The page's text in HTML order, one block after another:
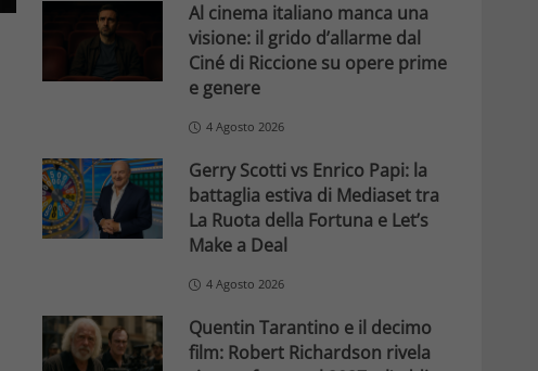
Al cinema italiano manca una
visione: il grido d’allarme dal
Ciné di Riccione su opere prime
e genere
4 Agosto 2026
Gerry Scotti vs Enrico Papi: la
battaglia estiva di Mediaset tra
La Ruota della Fortuna e Let’s
Make a Deal
4 Agosto 2026
Quentin Tarantino e il decimo
film: Robert Richardson rivela